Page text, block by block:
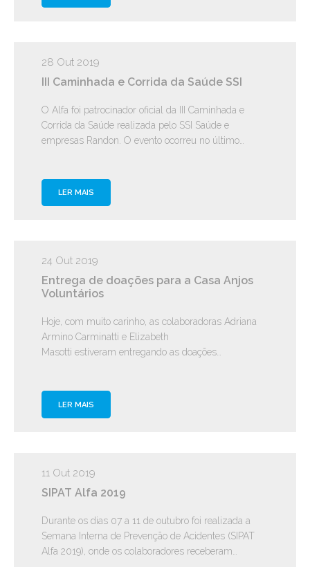
28 Out 2019
III Caminhada e Corrida da Saúde SSI
O Alfa foi patrocinador oficial da III Caminhada e
Corrida da Saúde realizada pelo SSI Saúde e
empresas Randon. O evento ocorreu no último…
LER MAIS
24 Out 2019
Entrega de doações para a Casa Anjos
Voluntários
Hoje, com muito carinho, as colaboradoras Adriana
Armino Carminatti e Elizabeth
Masotti estiveram entregando as doações…
LER MAIS
11 Out 2019
SIPAT Alfa 2019
Durante os dias 07 a 11 de outubro foi realizada a
Semana Interna de Prevenção de Acidentes (SIPAT
Alfa 2019), onde os colaboradores receberam…